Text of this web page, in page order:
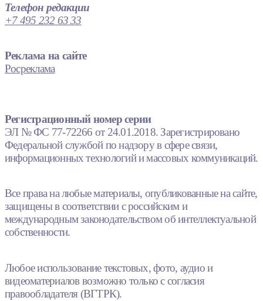
Телефон редакции
+7 495 232 63 33
Реклама на сайте
Росреклама
Регистрационный номер серии
ЭЛ № ФС 77-72266 от 24.01.2018. Зарегистрировано
Федеральной службой по надзору в сфере связи,
информационных технологий и массовых коммуникаций.
Все права на любые материалы, опубликованные на сайте,
защищены в соответствии с российским и
международным законодательством об интеллектуальной
собственности.
Любое использование текстовых, фото, аудио и
видеоматериалов возможно только с согласия
правообладателя (ВГТРК).